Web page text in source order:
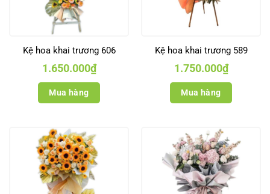
Kệ hoa khai trương 606
1.650.000₫
Mua hàng
Kệ hoa khai trương 589
1.750.000₫
Mua hàng